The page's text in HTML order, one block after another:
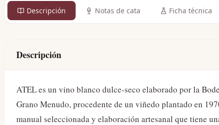
Descripción Notas de cata Ficha técnica
Descripción
ATEL es un vino blanco dulce-seco elaborado por la
Grano Menudo, procedente de un viñedo plantado en
manual seleccionada y elaboración artesanal que tiene